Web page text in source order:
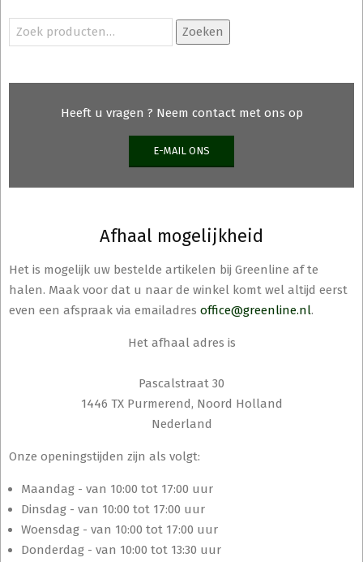
Zoeken
naar:
Zoeken
Heeft u vragen ? Neem contact met ons op
E-MAIL ONS
Afhaal mogelijkheid
Het is mogelijk uw bestelde artikelen bij Greenline af te
halen. Maak voor dat u naar de winkel komt wel altijd eerst
even een afspraak via emailadres office@greenline.nl.
Het afhaal adres is
Pascalstraat 30
1446 TX Purmerend, Noord Holland
Nederland
Onze openingstijden zijn als volgt:
Maandag - van 10:00 tot 17:00 uur
Dinsdag - van 10:00 tot 17:00 uur
Woensdag - van 10:00 tot 17:00 uur
Donderdag - van 10:00 tot 13:30 uur